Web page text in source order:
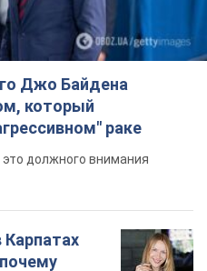
захейтили
все точки
в